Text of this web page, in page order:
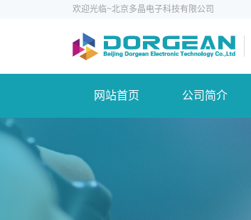
欢迎光临~北京多晶电子科技有限公司
网站首页 公司简介